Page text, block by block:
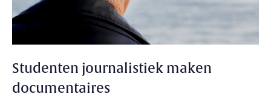
Studenten journalistiek maken
documentaires